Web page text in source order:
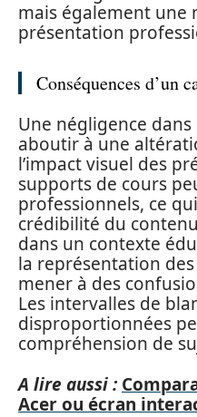
mais également une
présentation
Conséquences d’un
Une négligence
aboutir à une
l’impact visuel des
supports de cours
professionnels, ce
crédibilité du
dans un contexte
la représentation
mener à des
Les intervalles de
disproportionnées
compréhension de
A lire aussi :
Acer ou écran